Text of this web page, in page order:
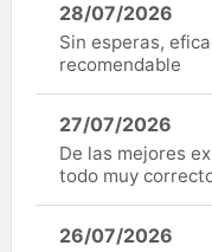
28/07/2026
Sin esperas,
recomendable
27/07/2026
De las mejores
todo muy
26/07/2026